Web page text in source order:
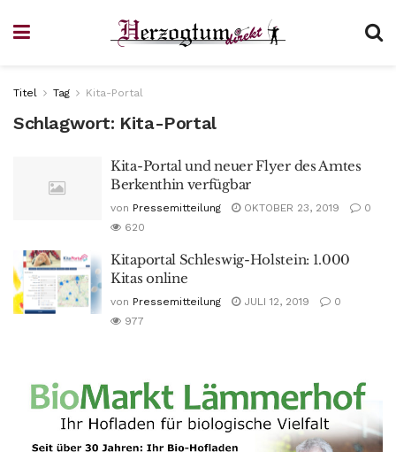
Titel Tag Kita-Portal
Schlagwort: Kita-Portal
Kita-Portal und neuer Flyer des Amtes
Berkenthin verfügbar
von Pressemitteilung OKTOBER 23, 2019
0
620
Kitaportal Schleswig-Holstein: 1.000
Kitas online
von Pressemitteilung JULI 12, 2019
0
977